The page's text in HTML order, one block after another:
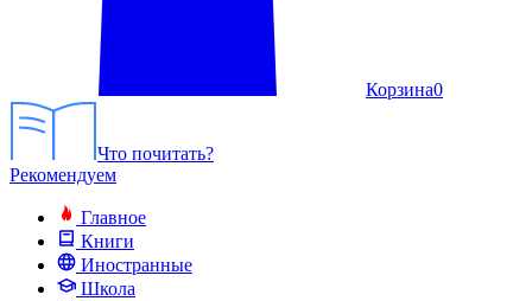
Корзина0
Что почитать?
Рекомендуем
Главное
Книги
Иностранные
Школа